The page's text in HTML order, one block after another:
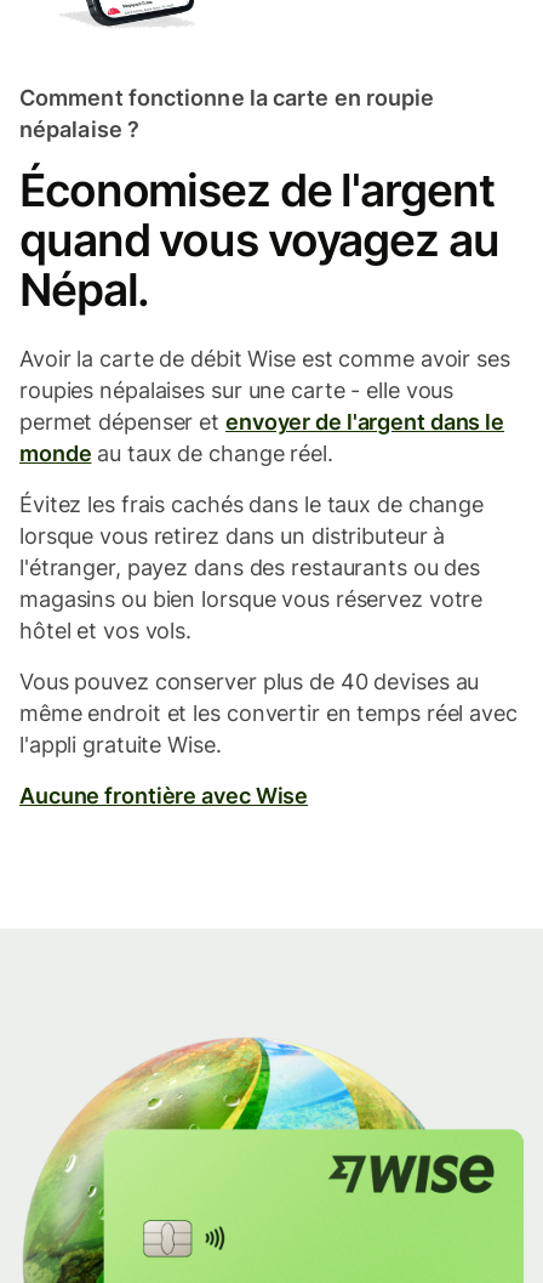
Économisez de l'argent
quand vous voyagez au
Népal.
Comment fonctionne la carte en roupie
népalaise ?
Avoir la carte de débit Wise est comme avoir ses
roupies népalaises sur une carte - elle vous
permet dépenser et envoyer de l'argent dans le
monde au taux de change réel.
Évitez les frais cachés dans le taux de change
lorsque vous retirez dans un distributeur à
l'étranger, payez dans des restaurants ou des
magasins ou bien lorsque vous réservez votre
hôtel et vos vols.
Vous pouvez conserver plus de 40 devises au
même endroit et les convertir en temps réel avec
l'appli gratuite Wise.
Aucune frontière avec Wise